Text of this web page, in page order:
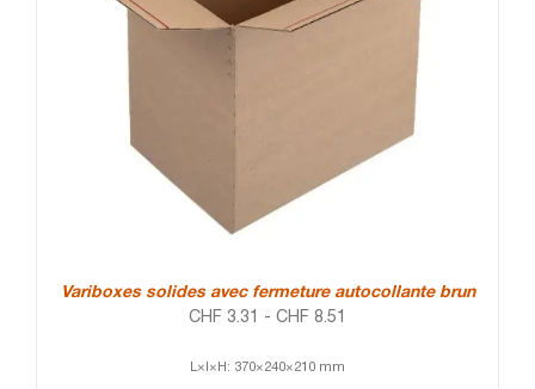
Variboxes solides avec fermeture autocollante brun
CHF 3.31 - CHF 8.51
L×l×H: 370×240×210 mm